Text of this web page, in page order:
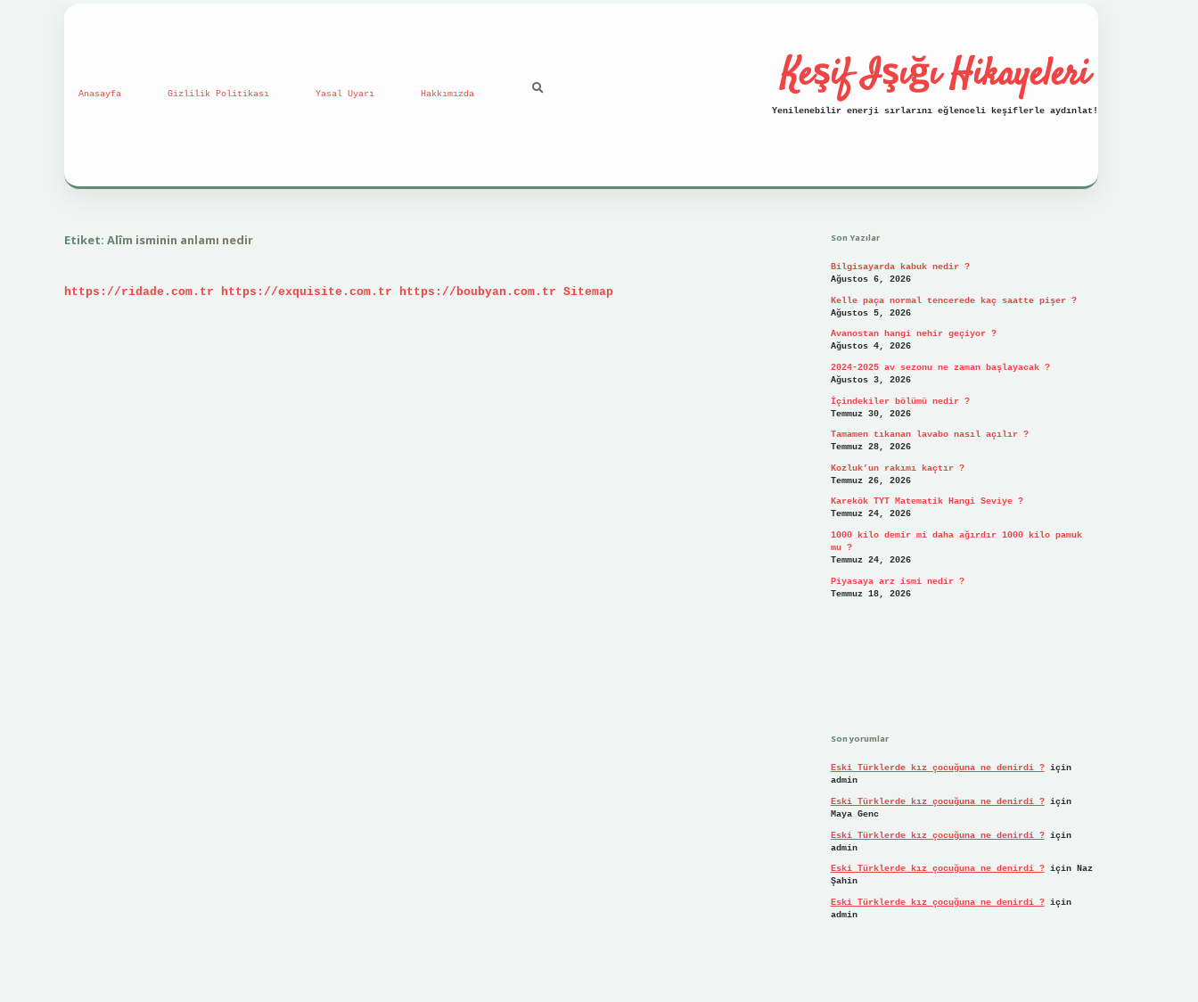
Anasayfa Gizlilik Politikası Yasal Uyarı Hakkımızda Keşif Işığı Hikayeleri
Yenilenebilir enerji sırlarını eğlenceli keşiflerle aydınlat!
Etiket: Alîm isminin anlamı nedir
https://ridade.com.tr https://exquisite.com.tr https://boubyan.com.tr Sitemap
Son Yazılar
Bilgisayarda kabuk nedir ?
Ağustos 6, 2026
Kelle paça normal tencerede kaç saatte pişer ?
Ağustos 5, 2026
Avanostan hangi nehir geçiyor ?
Ağustos 4, 2026
2024-2025 av sezonu ne zaman başlayacak ?
Ağustos 3, 2026
İçindekiler bölümü nedir ?
Temmuz 30, 2026
Tamamen tıkanan lavabo nasıl açılır ?
Temmuz 28, 2026
Kozluk’un rakımı kaçtır ?
Temmuz 26, 2026
Karekök TYT Matematik Hangi Seviye ?
Temmuz 24, 2026
1000 kilo demir mi daha ağırdır 1000 kilo pamuk
mu ?
Temmuz 24, 2026
Piyasaya arz ismi nedir ?
Temmuz 18, 2026
Son yorumlar
Eski Türklerde kız çocuğuna ne denirdi ?için
admin
Eski Türklerde kız çocuğuna ne denirdi ?için
Maya Genc
Eski Türklerde kız çocuğuna ne denirdi ?için
admin
Eski Türklerde kız çocuğuna ne denirdi ?için Naz
Şahin
Eski Türklerde kız çocuğuna ne denirdi ?için
admin